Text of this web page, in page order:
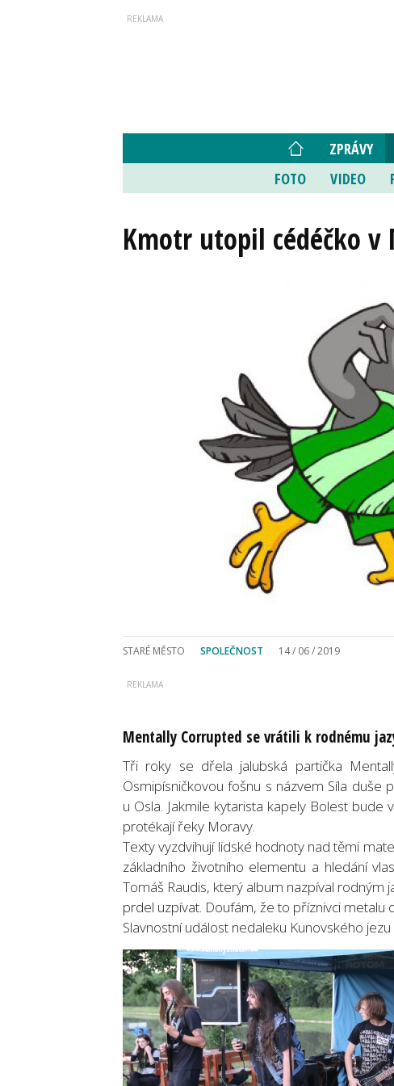
ZPRÁVY
FOTO
VIDEO
Kmotr utopil cédéčko v
STARÉ MĚSTO SPOLEČNOST 14 / 06 / 2019
Mentally Corrupted se vrátili k rodnému
Tři roky se dřela jalubská partička
Osmipísničkovou fošnu s názvem Síla duše
u Osla. Jakmile kytarista kapely Bolest
protékají řeky Moravy.
Texty vyzdvihují lidské hodnoty nad těmi
základního životního elementu a hledání
Tomáš Raudis, který album nazpíval rodným
prdel uzpívat. Doufám, že to příznivci metalu
Slavnostní událost nedaleku Kunovského